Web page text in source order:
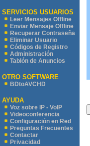
SERVICIOS USUARIOS
Leer Mensajes Offline
Enviar Mensaje Offline
Recuperar Contraseña
Eliminar Usuario
Códigos de Registro
Administración
Tablón de Anuncios
OTRO SOFTWARE
BDtoAVCHD
AYUDA
Voz sobre IP - VoIP
Videoconferencia
Configuración en Red
Preguntas Frecuentes
Contactar
Privacidad